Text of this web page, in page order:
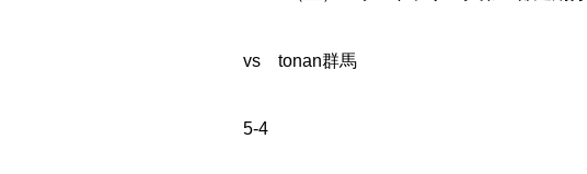
vs tonan群馬
5-4